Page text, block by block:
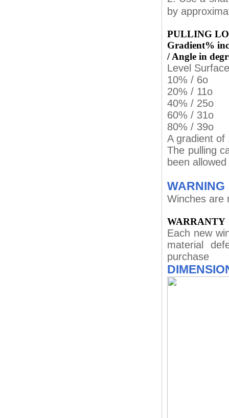
by
PULLING
Gradient%
/ Angle in
Level
10% /
20% /
40% /
60% /
80% /
A gradient
The pulling
been
WARNING
Winches are
WARRANTY
Each new
material
purchase